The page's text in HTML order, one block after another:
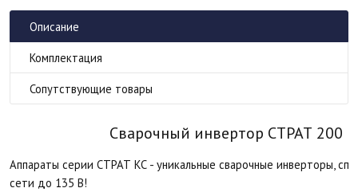
Описание
Комплектация
Сопутствующие товары
Сварочный инвертор СТРАТ 200
Аппараты серии СТРАТ КС - уникальные сварочные инверторы,
сети до 135 В!